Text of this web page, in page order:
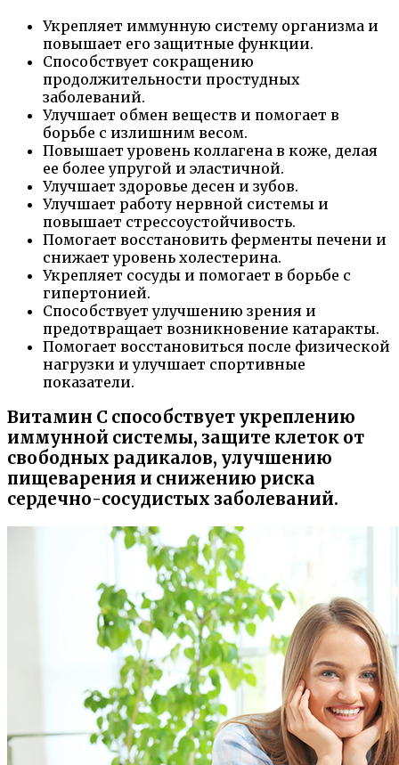
Укрепляет иммунную систему организма и
повышает его защитные функции.
Способствует сокращению
продолжительности простудных
заболеваний.
Улучшает обмен веществ и помогает в
борьбе с излишним весом.
Повышает уровень коллагена в коже, делая
ее более упругой и эластичной.
Улучшает здоровье десен и зубов.
Улучшает работу нервной системы и
повышает стрессоустойчивость.
Помогает восстановить ферменты печени и
снижает уровень холестерина.
Укрепляет сосуды и помогает в борьбе с
гипертонией.
Способствует улучшению зрения и
предотвращает возникновение катаракты.
Помогает восстановиться после физической
нагрузки и улучшает спортивные
показатели.
Витамин С способствует укреплению
иммунной системы, защите клеток от
свободных радикалов, улучшению
пищеварения и снижению риска
сердечно-сосудистых заболеваний.